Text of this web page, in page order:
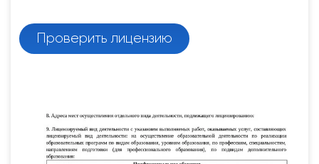
Проверить лицензию